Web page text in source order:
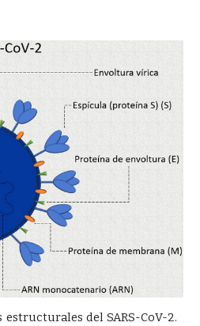
estructurales del SARS-CoV-2.